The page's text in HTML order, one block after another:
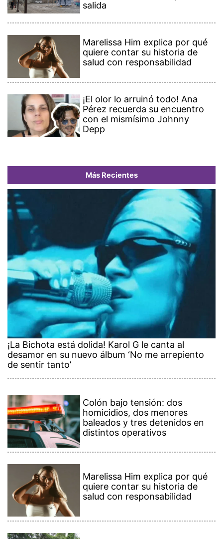
salida
Marelissa Him explica por qué
quiere contar su historia de
salud con responsabilidad
¡El olor lo arruinó todo! Ana
Pérez recuerda su encuentro
con el mismísimo Johnny
Depp
Más Recientes
¡La Bichota está dolida! Karol G le canta al
desamor en su nuevo álbum ‘No me arrepiento
de sentir tanto’
Colón bajo tensión: dos
homicidios, dos menores
baleados y tres detenidos en
distintos operativos
Marelissa Him explica por qué
quiere contar su historia de
salud con responsabilidad